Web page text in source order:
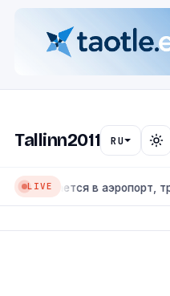
Tallinn2011 RU
LIVEв аэропорт,